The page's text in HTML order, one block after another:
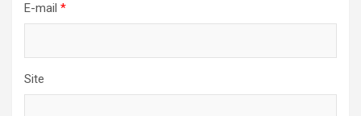
E-mail *
Site